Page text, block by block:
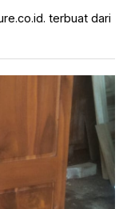
terbuat dari